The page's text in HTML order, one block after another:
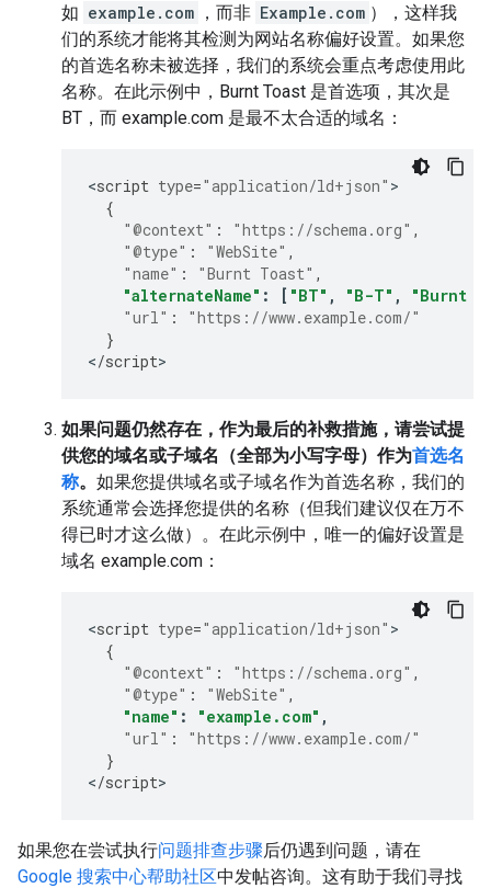
如 example.com ，而非 Example.com ），这样我
们的系统才能将其检测为网站名称偏好设置。如果您
的首选名称未被选择，我们的系统会重点考虑使用此
名称。在此示例中， Burnt Toast 是首选项，其次是
BT ，而 example.com 是最不太合适的域名：
<script type="application/ld+json"
{
"@context" : "https://schema.org" ,
"@type" : "WebSite" ,
"name" : "Burnt Toast" ,
"alternateName" : [ "BT" , "B-T" ,
"Burnt
"url" :
"https://www.example.com/"
}
</script>
如果问题仍然存在，作为最后的补救措施，请尝试提
供您的域名或子域名（全部为小写字母）作为首选名
称。 如果您提供域名或子域名作为首选名称，我们的
系统通常会选择您提供的名称（但我们建议仅在万不
得已时才这么做）。在此示例中，唯一的偏好设置是
域名 example.com ：
<script type="application/ld+json"
{
"@context" : "https://schema.org" ,
"@type" : "WebSite" ,
"name" : "example.com" ,
"url" :
"https://www.example.com/"
}
</script>
如果您在尝试执行问题排查步骤后仍遇到问题，请在
Google 搜索中心帮助社区中发帖咨询。这有助于我们寻找